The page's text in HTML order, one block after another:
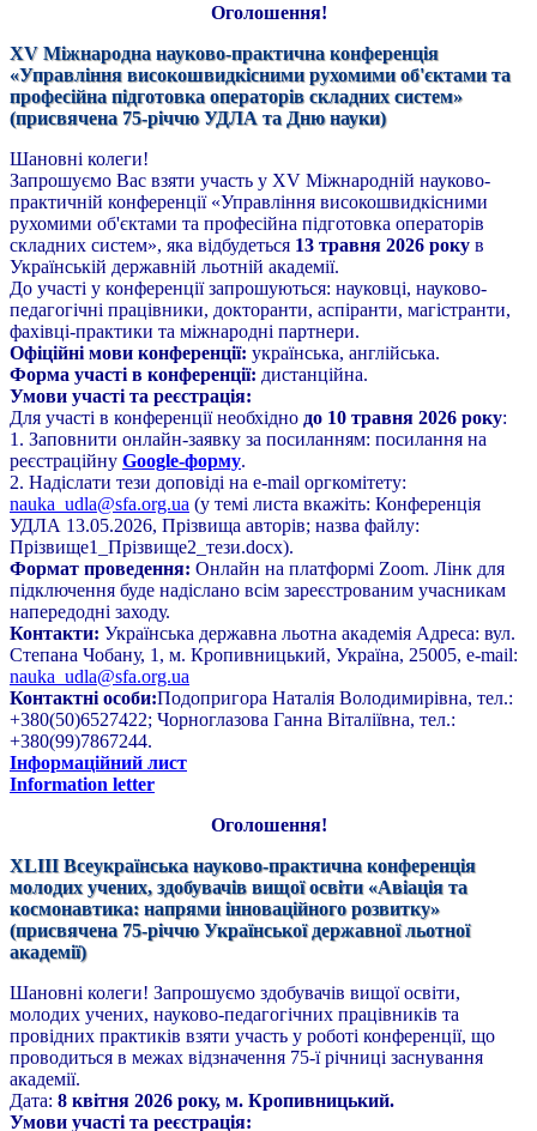
Оголошення!
XV Міжнародна науково-практична конференція
«Управління високошвидкісними рухомими об'єктами та
професійна підготовка операторів складних систем»
(присвячена 75-річчю УДЛА та Дню науки)
Шановні колеги!
Запрошуємо Вас взяти участь у XV Міжнародній науково-
практичній конференції «Управління високошвидкісними
рухомими об'єктами та професійна підготовка операторів
складних систем», яка відбудеться 13 травня 2026 року в
Українській державній льотній академії.
До участі у конференції запрошуються: науковці, науково-
педагогічні працівники, докторанти, аспіранти, магістранти,
фахівці-практики та міжнародні партнери.
Офіційні мови конференції: українська, англійська.
Форма участі в конференції: дистанційна.
Умови участі та реєстрація:
Для участі в конференції необхідно до 10 травня 2026 року:
1. Заповнити онлайн-заявку за посиланням: посилання на
реєстраційну Google-форму.
2. Надіслати тези доповіді на e-mail оргкомітету:
nauka_udla@sfa.org.ua (у темі листа вкажіть: Конференція
УДЛА 13.05.2026, Прізвища авторів; назва файлу:
Прізвище1_Прізвище2_тези.docx).
Формат проведення: Онлайн на платформі Zoom. Лінк для
підключення буде надіслано всім зареєстрованим учасникам
напередодні заходу.
Контакти: Українська державна льотна академія Адреса: вул.
Степана Чобану, 1, м. Кропивницький, Україна, 25005, e-mail:
nauka_udla@sfa.org.ua
Контактні особи:Подопригора Наталія Володимирівна, тел.:
+380(50)6527422; Чорноглазова Ганна Віталіївна, тел.:
+380(99)7867244.
Інформаційний лист
Information letter
Оголошення!
XLIII Всеукраїнська науково-практична конференція
молодих учених, здобувачів вищої освіти «Авіація та
космонавтика: напрями інноваційного розвитку»
(присвячена 75-річчю Української державної льотної
академії)
Шановні колеги! Запрошуємо здобувачів вищої освіти,
молодих учених, науково-педагогічних працівників та
провідних практиків взяти участь у роботі конференції, що
проводиться в межах відзначення 75-ї річниці заснування
академії.
Дата: 8 квітня 2026 року, м. Кропивницький.
Умови участі та реєстрація: